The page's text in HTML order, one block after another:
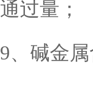
通过量；
9、碱金